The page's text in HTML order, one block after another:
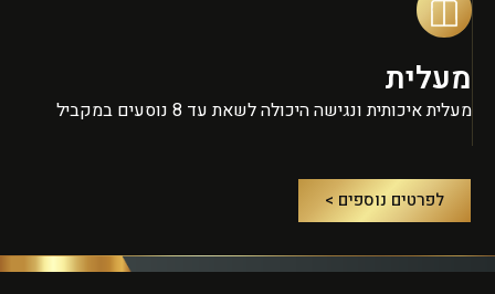
מעלית
מעלית איכותית ונגישה היכולה לשאת עד 8 נוסעים במקביל
לפרטים נוספים >